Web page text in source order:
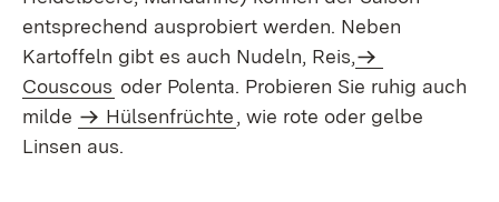
entsprechend ausprobiert werden. Neben
Kartoffeln gibt es auch Nudeln, Reis,
Couscous oder Polenta. Probieren Sie ruhig auch
milde
Hülsenfrüchte, wie rote oder gelbe
Linsen aus.